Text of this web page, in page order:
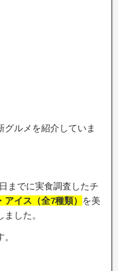
グルメを紹介していま
までに実食調査したチ
アイス（全7種類）
を美
した。